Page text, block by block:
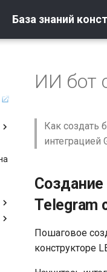
База знаний
ИИ бот
Как создать
интеграцией
Создание
Telegram
Пошаговое
конструкторе